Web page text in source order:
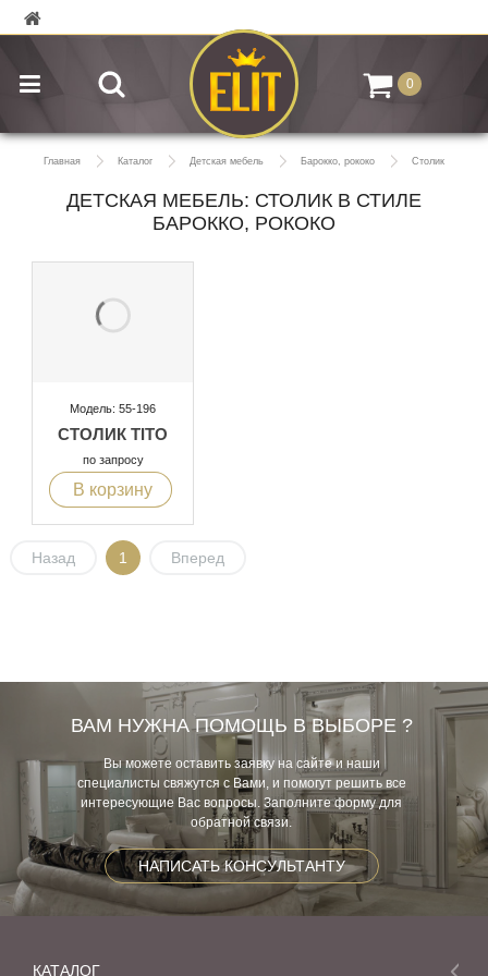
0
Главная Каталог Детская мебель Барокко, рококо Столик
ДЕТСКАЯ МЕБЕЛЬ: СТОЛИК В СТИЛЕ
БАРОККО, РОКОКО
Модель: 55-196
СТОЛИК TITO
по запросу
В корзину
Назад 1 Вперед
ВАМ НУЖНА ПОМОЩЬ В ВЫБОРЕ ?
Вы можете оставить заявку на сайте и наши
специалисты свяжутся с Вами, и помогут решить все
интересующие Вас вопросы. Заполните форму для
обратной связи.
НАПИСАТЬ КОНСУЛЬТАНТУ
КАТАЛОГ